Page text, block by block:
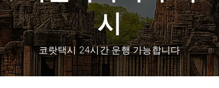
시
코랏택시 24시간 운행 가능합니다